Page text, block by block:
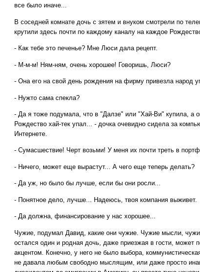
все было иначе...
В соседней комнате дочь с зятем и внуком смотрели по
крутили здесь почти по каждому каналу на каждое
- Как тебе это печенье? Мне Люси дала рецепт.
- М-м-м! Ням-ням, очень хорошее! Говоришь, Люси?
- Она его на свой день рождения на фирму привезла народ
- Нужто сама спекла?
- Да я тоже подумала, что в "Далзе" или "Хай-Ви" купила, а
Рождество хай-тек упал... - дочка очевидно сидела за
Интернете.
- Сумасшествие! Черт возьми! У меня их почти треть в
- Ничего, может еще вырастут... А чего еще теперь делать?
- Да уж, но было бы лучше, если бы они росли...
- Понятное дело, лучше... Надеюсь, твоя компания выживет.
- Да должна, финансирование у нас хорошее...
Чужие, подумал Давид, какие они чужие. Чужие мысли,
остался один и родная дочь, даже приезжая в гости, может
акцентом. Конечно, у него не было выбора,
не давала любым свободно мыслящим, или даже просто